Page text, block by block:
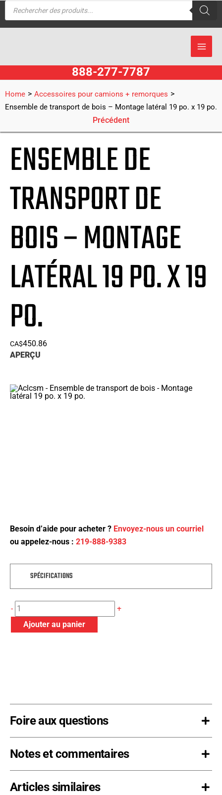
Aller
au
Recherche
888-277-7787
Home > Accessoires pour camions + remorques >
Ensemble de transport de bois – Montage latéral 19 po. x 19 po.
Précédent
ENSEMBLE DE
TRANSPORT DE
BOIS – MONTAGE
LATÉRAL 19 PO. X 19
PO.
CA$450.86
APERÇU
Besoin d’aide pour acheter ? Envoyez-nous un courriel
ou appelez-nous : 219-888-9383
SPÉCIFICATIONS
- quantité
de
Ensemble
latéral
19
po.
x
19
po.
+
Ajouter au panier
Foire aux questions
Notes et commentaires
Articles similaires